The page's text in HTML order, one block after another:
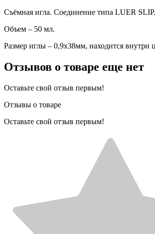
Съëмная игла. Соединение типа LUER SLIP.
Объем – 50 мл.
Размер иглы – 0,9х38мм, находится внутри
Отзывов о товаре еще нет
Оставьте свой отзыв первым!
Отзывы о товаре
Оставьте свой отзыв первым!